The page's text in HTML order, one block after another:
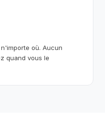
où. Aucun
quand vous le